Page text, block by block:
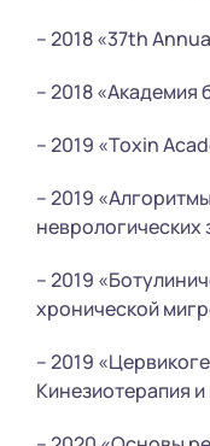
– 2018 «37th
– 2018 «Академия
– 2019 «Toxin
– 2019
неврологических
– 2019
хронической
– 2019
Кинезиотерапия